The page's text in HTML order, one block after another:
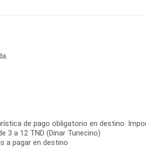
de pago obligatorio en destino.
3 a 12 TND (Dinar Tunecino)
a pagar en destino